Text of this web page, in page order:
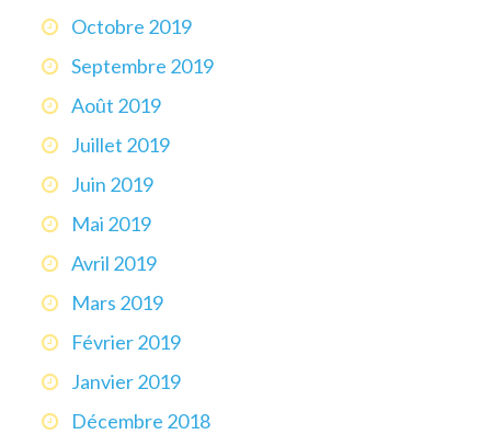
Octobre 2019
Septembre 2019
Août 2019
Juillet 2019
Juin 2019
Mai 2019
Avril 2019
Mars 2019
Février 2019
Janvier 2019
Décembre 2018